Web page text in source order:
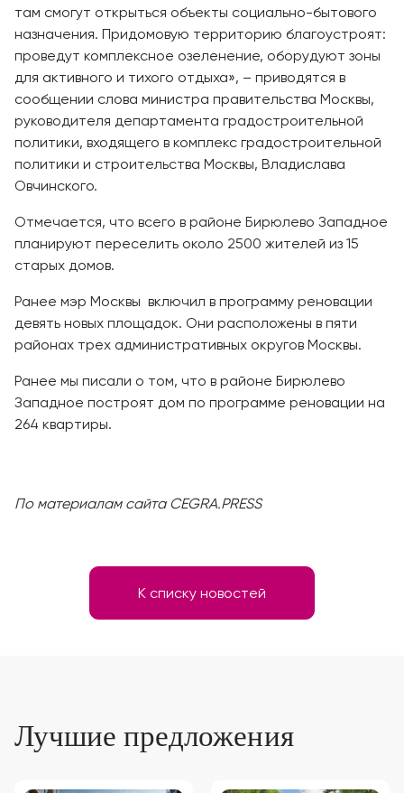
там смогут открыться объекты социально-бытового
назначения. Придомовую территорию благоустроят:
проведут комплексное озеленение, оборудуют зоны
для активного и тихого отдыха», – приводятся в
сообщении слова министра правительства Москвы,
руководителя департамента градостроительной
политики, входящего в комплекс градостроительной
политики и строительства Москвы, Владислава
Овчинского.
Отмечается, что всего в районе Бирюлево Западное
планируют переселить около 2500 жителей из 15
старых домов.
Ранее мэр Москвы включил в программу реновации
девять новых площадок. Они расположены в пяти
районах трех административных округов Москвы.
Ранее мы писали о том, что в районе Бирюлево
Западное построят дом по программе реновации на
264 квартиры.
По материалам сайта CEGRA.PRESS
К списку новостей
Лучшие предложения